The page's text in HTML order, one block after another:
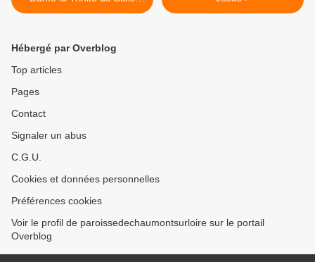
présidée par le Cardinal
Hébergé par Overblog
Top articles
Pages
Contact
Signaler un abus
C.G.U.
Cookies et données personnelles
Préférences cookies
Voir le profil de paroissedechaumontsurloire sur le portail
Overblog